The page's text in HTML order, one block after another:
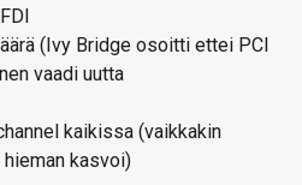
(Ivy Bridge osoitti ettei PCI
vaadi uutta
kaikissa (vaikkakin
kasvoi)